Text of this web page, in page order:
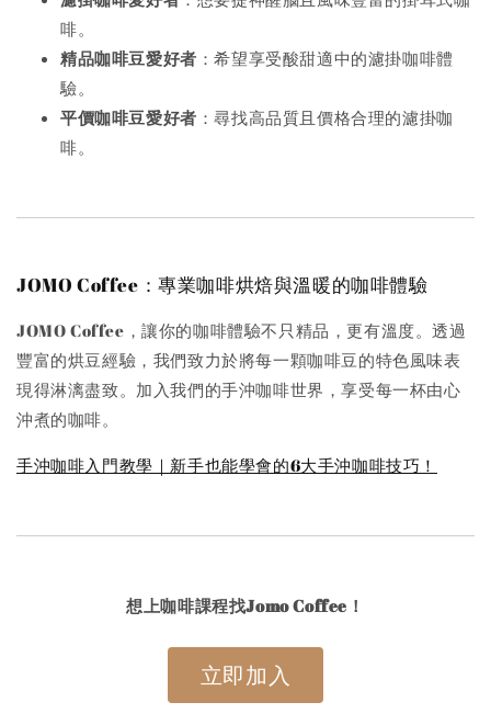
啡。
精品咖啡豆愛好者 ：希望享受酸甜適中的濾掛咖啡體
驗。
平價咖啡豆愛好者 ：尋找高品質且價格合理的濾掛咖
啡。
JOMO Coffee：專業咖啡烘焙與溫暖的咖啡體驗
JOMO Coffee，讓你的咖啡體驗不只精品，更有溫度。透過
豐富的烘豆經驗，我們致力於將每一顆咖啡豆的特色風味表
現得淋漓盡致。加入我們的手沖咖啡世界，享受每一杯由心
沖煮的咖啡。
手沖咖啡入門教學｜新手也能學會的6大手沖咖啡技巧！
想上咖啡課程找Jomo Coffee！
立即加入